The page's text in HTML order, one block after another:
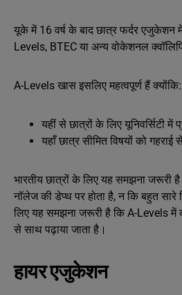
यूके में 16 वर्ष के बाद छात्र फर्दर एजुकेशन
Levels, BTEC या अन्य वोकेशनल
A-Levels खास इसलिए महत्वपूर्ण हैं क्योंकि:
यहीं से छात्रों के लिए यूनिवर्सिटी में
यहाँ छात्र सीमित विषयों को गहराई
भारतीय छात्रों के लिए यह समझना जरूरी
नॉलेज की डेप्थ पर होता है, न कि बहुत सारे
लिए यह समझना जरूरी है कि A-Levels में
से साथ पढ़ाया जाता है।
हायर एजुकेशन